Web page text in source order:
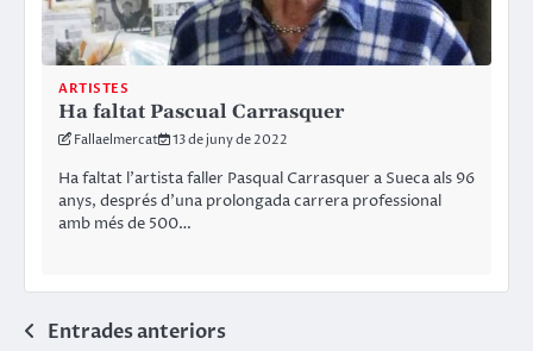
ARTISTES
Ha faltat Pascual Carrasquer
Fallaelmercat 13 de juny de 2022
Ha faltat l’artista faller Pasqual Carrasquer a Sueca als 96
anys, després d’una prolongada carrera professional
amb més de 500…
Navegació
Entrades anteriors